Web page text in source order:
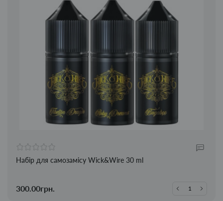
Набір для самозамісу Wick&Wire 30 ml
300.00грн.